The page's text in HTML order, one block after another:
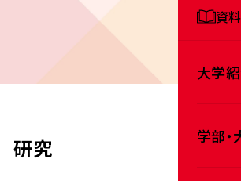
資
大学
学部
研究